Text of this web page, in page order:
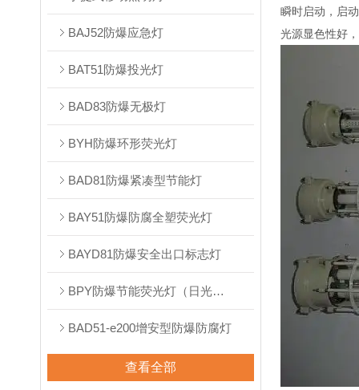
BAJ52防爆应急灯
BAT51防爆投光灯
BAD83防爆无极灯
BYH防爆环形荧光灯
BAD81防爆紧凑型节能灯
BAY51防爆防腐全塑荧光灯
BAYD81防爆安全出口标志灯
BPY防爆节能荧光灯（日光灯）
BAD51-e200增安型防爆防腐灯
查看全部
瞬时启动，启
光源显色性好